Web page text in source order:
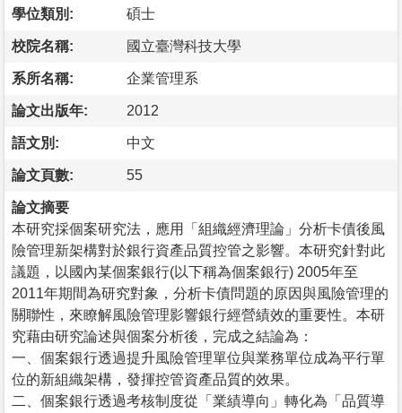
學位類別: 碩士
校院名稱: 國立臺灣科技大學
系所名稱: 企業管理系
論文出版年: 2012
語文別: 中文
論文頁數: 55
論文摘要
本研究採個案研究法，應用「組織經濟理論」分析卡債後風
險管理新架構對於銀行資產品質控管之影響。本研究針對此
議題，以國內某個案銀行(以下稱為個案銀行) 2005年至
2011年期間為研究對象，分析卡債問題的原因與風險管理的
關聯性，來瞭解風險管理影響銀行經營績效的重要性。本研
究藉由研究論述與個案分析後，完成之結論為：
一、個案銀行透過提升風險管理單位與業務單位成為平行單
位的新組織架構，發揮控管資產品質的效果。
二、個案銀行透過考核制度從「業績導向」轉化為「品質導